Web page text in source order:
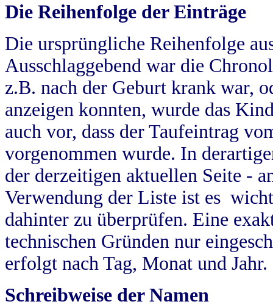
Die Reihenfolge der Einträge
Die ursprüngliche Reihenfolge
Ausschlaggebend war die
z.B. nach der Geburt krank war,
anzeigen konnten, wurde das
auch vor, dass der Taufeintrag
vorgenommen wurde. In
der derzeitigen aktuellen Seite -
Verwendung der Liste ist es
dahinter zu überprüfen. Eine
technischen Gründen nur
erfolgt nach Tag, Monat und Jahr.
Schreibweise der Namen